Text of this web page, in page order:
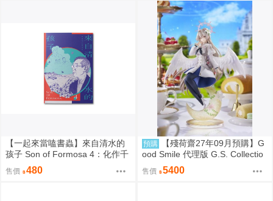
【一起來當嗑書蟲】來自清水的
孩子 Son of Formosa 4：化作千
售價 480
預購
【殘荷齋27年09月預購】G
ood Smile 代理版 G.S. Collectio
n 蔚藍檔案 Blue Archive 渚 ～花
香微笑～ 1/7 PVC完成品 0923
售價 5400